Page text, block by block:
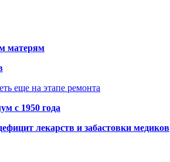
матерям
еще на этапе ремонта
с 1950 года
лекарств и забастовки медиков